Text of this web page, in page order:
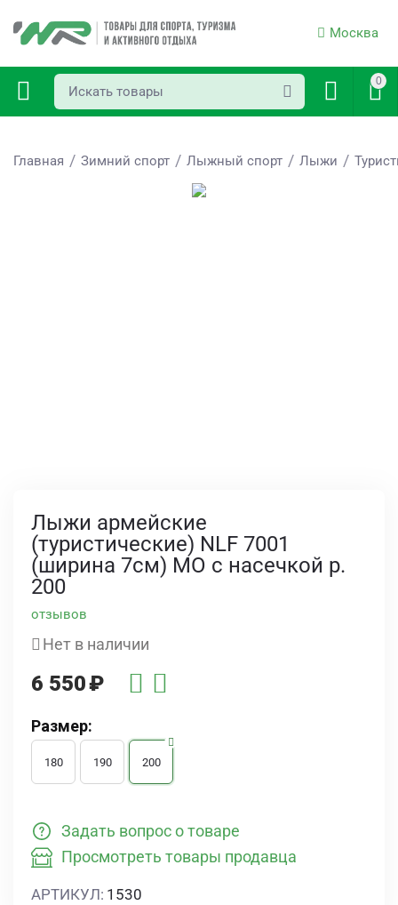
Москва
0
Главная / Зимний спорт / Лыжный спорт / Лыжи /
Лыжи армейские
(туристические) NLF 7001
(ширина 7см) МО с насечкой р.
200
отзывов
Нет в наличии
6 550₽
Размер:
180 190 200
Задать вопрос о товаре
Просмотреть товары продавца
АРТИКУЛ: 1530